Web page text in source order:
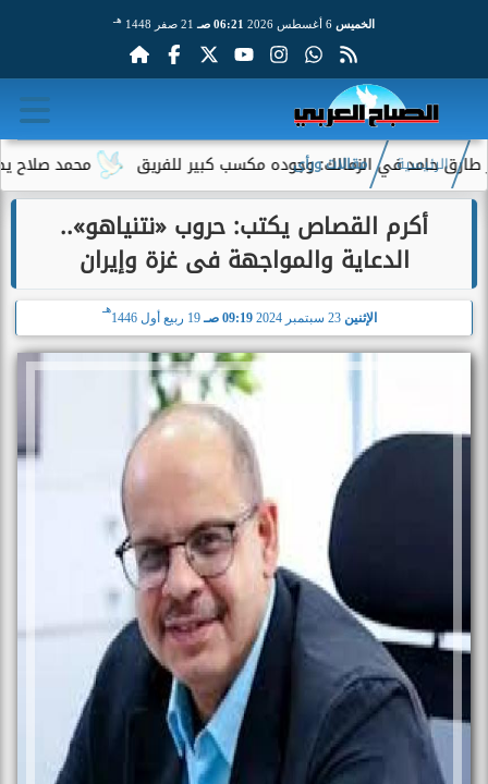
الخميس 06:21 صـ 21 صفر 1448 هـ
محمد صلاح يصنع في الزمالك: وجوده مكسب كبير للفريق
الرئيسية مقالات ورأى
أكرم القصاص يكتب: حروب «نتنياهو»..
الدعاية والمواجهة فى غزة وإيران
الإثنين 09:19 صـ 19 ربيع أول 1446
هـ